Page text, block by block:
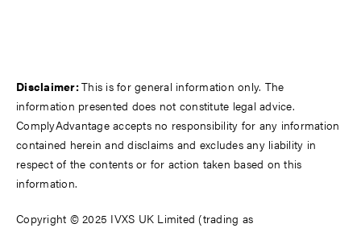
Disclaimer:This is for general information only. The
information presented does not constitute legal advice.
ComplyAdvantage accepts no responsibility for any information
contained herein and disclaims and excludes any liability in
respect of the contents or for action taken based on this
information.
Copyright © 2025 IVXS UK Limited (trading as